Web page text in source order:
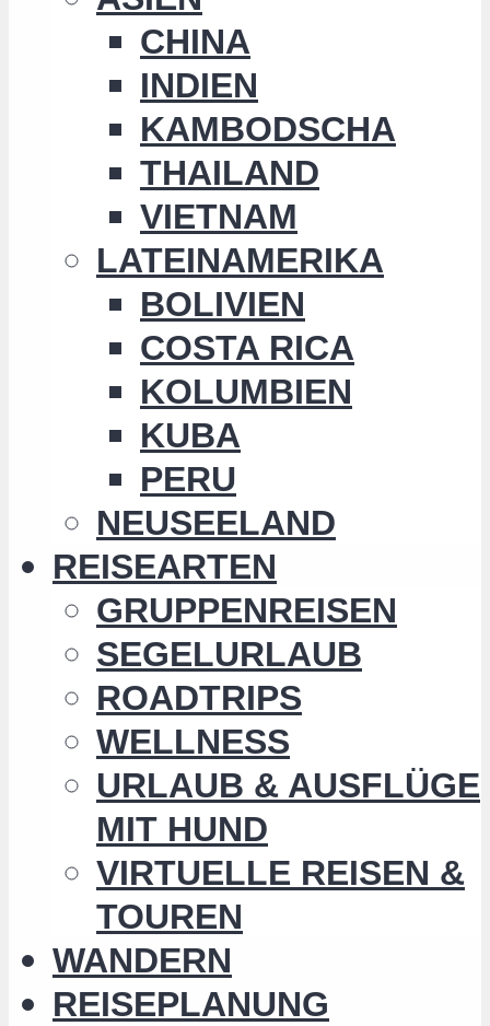
CHINA
INDIEN
KAMBODSCHA
THAILAND
VIETNAM
LATEINAMERIKA
BOLIVIEN
COSTA RICA
KOLUMBIEN
KUBA
PERU
NEUSEELAND
REISEARTEN
GRUPPENREISEN
SEGELURLAUB
ROADTRIPS
WELLNESS
URLAUB & AUSFLÜGE
MIT HUND
VIRTUELLE REISEN &
TOUREN
WANDERN
REISEPLANUNG